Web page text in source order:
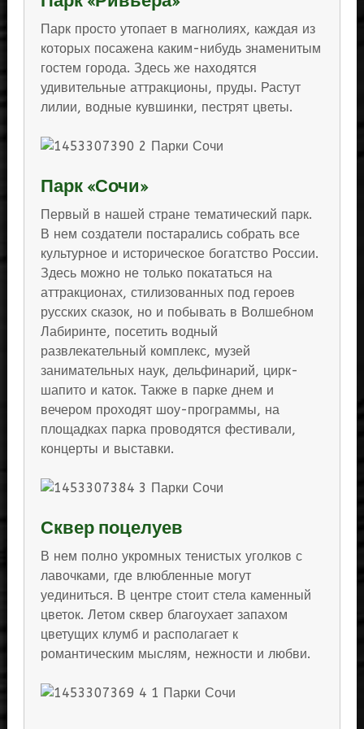
Парк просто утопает в магнолиях, каждая из
которых посажена каким-нибудь знаменитым
гостем города. Здесь же находятся
удивительные аттракционы, пруды. Растут
лилии, водные кувшинки, пестрят цветы.
Парк «Сочи»
Первый в нашей стране тематический парк.
В нем создатели постарались собрать все
культурное и историческое богатство России.
Здесь можно не только покататься на
аттракционах, стилизованных под героев
русских сказок, но и побывать в Волшебном
Лабиринте, посетить водный
развлекательный комплекс, музей
занимательных наук, дельфинарий, цирк-
шапито и каток. Также в парке днем и
вечером проходят шоу-программы, на
площадках парка проводятся фестивали,
концерты и выставки.
Сквер поцелуев
В нем полно укромных тенистых уголков с
лавочками, где влюбленные могут
уединиться. В центре стоит стела каменный
цветок. Летом сквер благоухает запахом
цветущих клумб и располагает к
романтическим мыслям, нежности и любви.